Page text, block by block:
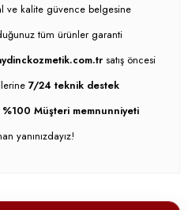
ve kalite güvence belgesine
tüm ürünler garanti
satış öncesi
7/24 teknik destek
%100 Müşteri memnunniyeti
yanınızdayız!